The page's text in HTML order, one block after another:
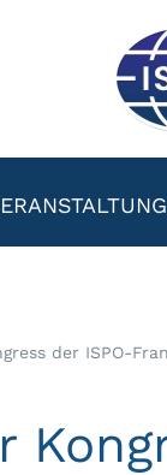
der ISPO-